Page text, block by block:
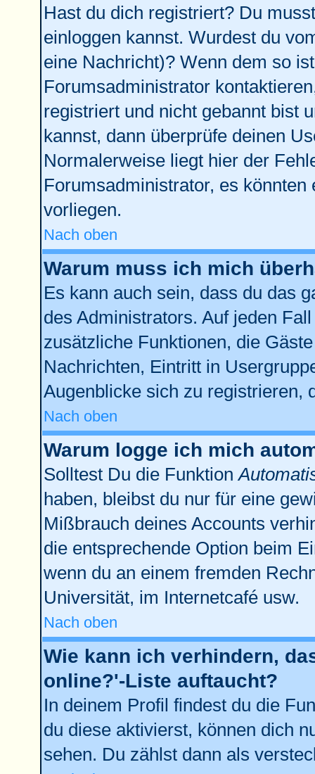
Hast du dich registriert? Du
einloggen kannst. Wurdest du
eine Nachricht)? Wenn dem so
Forumsadministrator
registriert und nicht gebannt bist
kannst, dann überprüfe deinen
Normalerweise liegt hier der
Forumsadministrator, es
vorliegen.
Nach oben
Warum muss ich mich
Es kann auch sein, dass du das
des Administrators. Auf jeden
zusätzliche Funktionen, die
Nachrichten, Eintritt in
Augenblicke sich zu registrieren,
Nach oben
Warum logge ich mich
Solltest Du die Funktion
haben, bleibst du nur für eine
Mißbrauch deines Accounts
die entsprechende Option beim
wenn du an einem fremden
Universität, im Internetcafé usw.
Nach oben
Wie kann ich verhindern,
online?'-Liste auftaucht?
In deinem Profil findest du die
du diese aktivierst, können dich
sehen. Du zählst dann als